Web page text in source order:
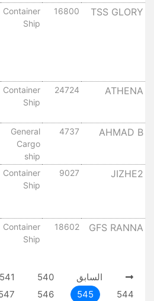
TSS GLORY
16800
Container
Ship
ATHENA
24724
Container
Ship
AHMAD B
4737
General
Cargo
ship
JIZHE2
9027
Container
Ship
GFS RANNA
18602
Container
Ship
السابق 540
541
544
545
546